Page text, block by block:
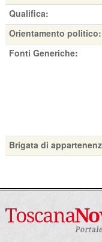
Qualifica:
Orientamento politico:
Fonti Generiche:
Brigata di